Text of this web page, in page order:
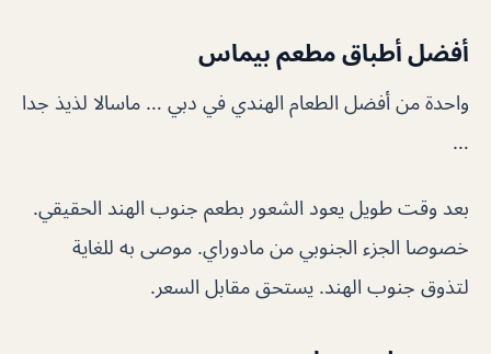
أفضل أطباق مطعم بيماس
واحدة من أفضل الطعام الهندي في دبي … ماسالا لذيذ جدا
…
بعد وقت طويل يعود الشعور بطعم جنوب الهند الحقيقي.
خصوصا الجزء الجنوبي من مادوراي. موصى به للغاية
لتذوق جنوب الهند. يستحق مقابل السعر.